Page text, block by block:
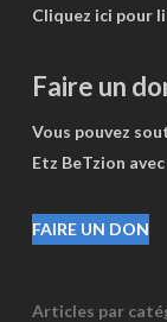
Cliquez ici pour
Faire un
Vous pouvez
Etz BeTzion
FAIRE UN DON
Articles par